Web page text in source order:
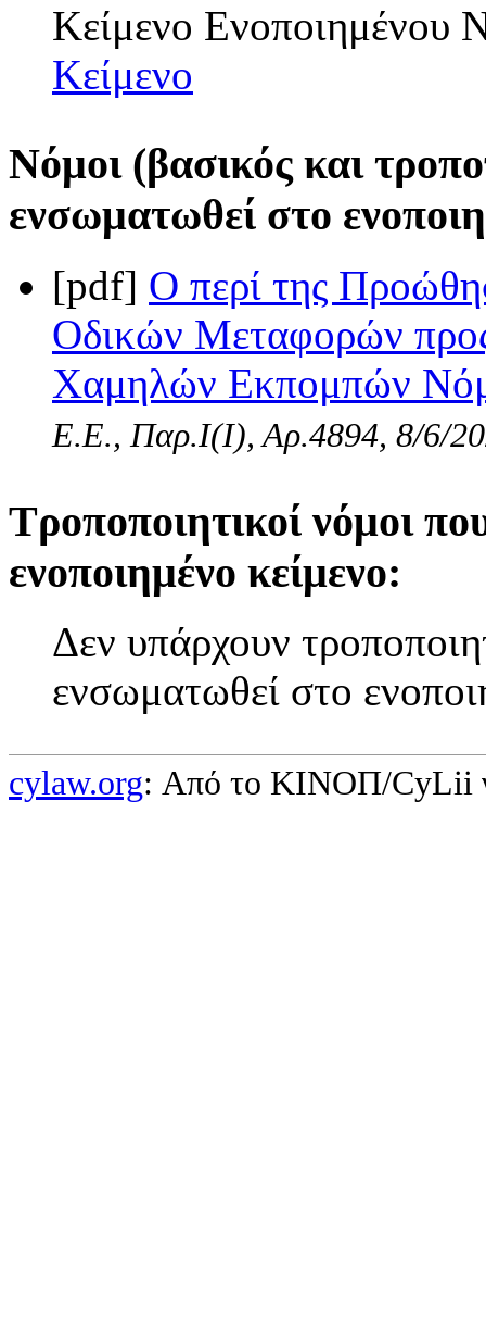
Κείμενο
Κείμενο
Νόμοι (βασικός και
ενσωματωθεί στο
[pdf] Ο περί της
Οδικών Μεταφορών
Χαμηλών Εκπομπών
Ε.Ε., Παρ.Ι(I), Αρ.4894, 8/6/
Τροποποιητικοί νόμοι
ενοποιημένο κείμενο:
Δεν υπάρχουν
ενσωματωθεί στο
cylaw.org: Από το ΚΙΝOΠ/CyLii